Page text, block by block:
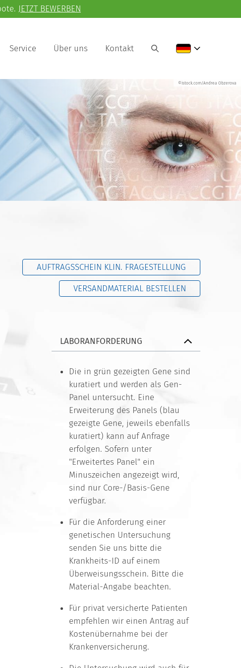
JETZT BEWERBEN
Service Über uns Kontakt
©istock.com/Andrea Obzerova
AUFTRAGSSCHEIN KLIN. FRAGESTELLUNG
VERSANDMATERIAL BESTELLEN
LABORANFORDERUNG
Die in grün gezeigten Gene sind
kuratiert und werden als Gen-
Panel untersucht. Eine
Erweiterung des Panels (blau
gezeigte Gene, jeweils ebenfalls
kuratiert) kann auf Anfrage
erfolgen. Sofern unter
"Erweitertes Panel" ein
Minuszeichen angezeigt wird,
sind nur Core-/Basis-Gene
verfügbar.
Für die Anforderung einer
genetischen Untersuchung
senden Sie uns bitte die
Krankheits-ID auf einem
Überweisungsschein. Bitte die
Material-Angabe beachten.
Für privat versicherte Patienten
empfehlen wir einen Antrag auf
Kostenübernahme bei der
Krankenversicherung.